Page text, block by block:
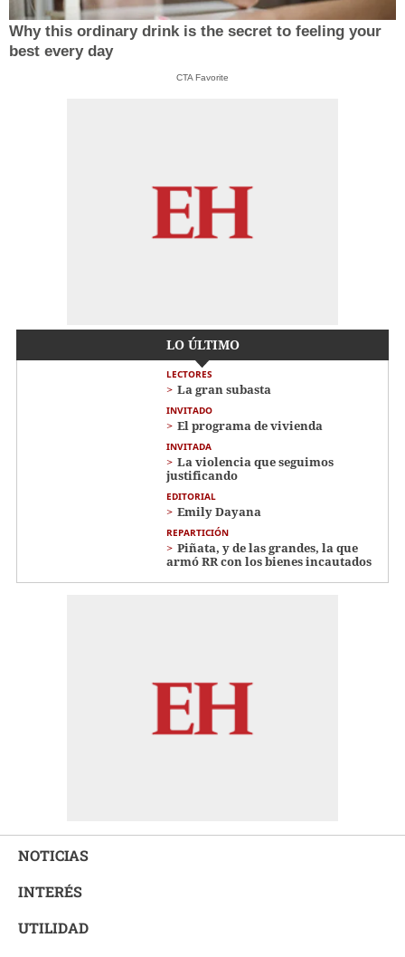
Why this ordinary drink is the secret to feeling your
best every day
CTA Favorite
LO ÚLTIMO
LECTORES
La gran subasta
INVITADO
El programa de vivienda
INVITADA
La violencia que seguimos
justificando
EDITORIAL
Emily Dayana
REPARTICIÓN
Piñata, y de las grandes, la que
armó RR con los bienes incautados
NOTICIAS
INTERÉS
UTILIDAD